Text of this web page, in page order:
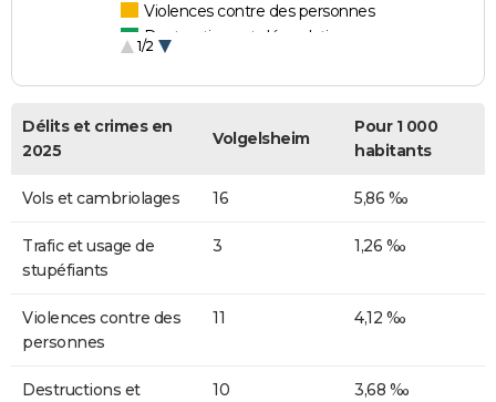
Violences contre des personnes
Destructions et dégradations
1/2
Délits et crimes en
2025
Volgelsheim
Pour 1 000
habitants
Vols et cambriolages 16 5,86 ‰
Trafic et usage de
stupéfiants
3 1,26 ‰
Violences contre des
personnes
11 4,12 ‰
Destructions et
10 3,68 ‰